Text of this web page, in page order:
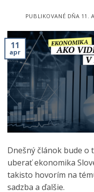
PUBLIKOVANÉ DŇA 11.
11
apr
Dnešný článok bude o
uberať ekonomika
takisto hovorím na
sadzba a ďalšie.